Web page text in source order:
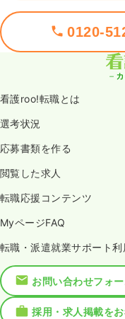
0120-
看護roo!転職とは
選考状況
応募書類を作る
閲覧した求人
転職応援コンテンツ
MyページFAQ
転職・派遣就業サポート
お問い合わせフォ
採用・求人掲載を